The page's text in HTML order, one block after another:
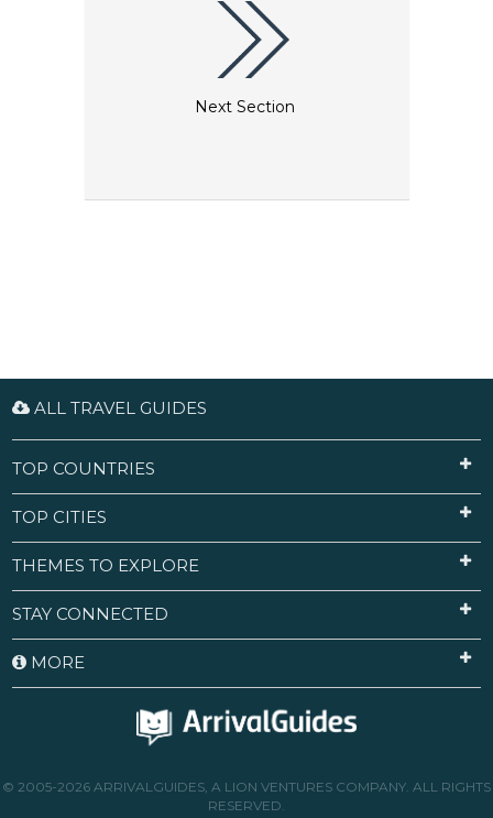
ist eines der faszinierendsten Gebäude Monacos.
Next Section
ALL TRAVEL GUIDES
TOP COUNTRIES
TOP CITIES
THEMES TO EXPLORE
STAY CONNECTED
MORE
© 2005-2026 ARRIVALGUIDES, A LION VENTURES COMPANY. ALL RIGHTS
RESERVED.